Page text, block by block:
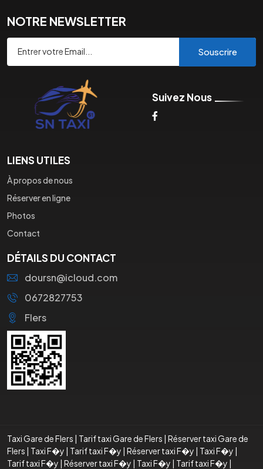
NOTRE NEWSLETTER
Souscrire
Suivez Nous
LIENS UTILES
À propos de nous
Réserver en ligne
Photos
Contact
DÉTAILS DU CONTACT
doursn@icloud.com
0672827753
Flers
Taxi Gare de Flers | Tarif taxi Gare de Flers | Réserver taxi Gare de
Flers | Taxi F�y | Tarif taxi F�y | Réserver taxi F�y | Taxi F�y |
Tarif taxi F�y | Réserver taxi F�y | Taxi F�y | Tarif taxi F�y |